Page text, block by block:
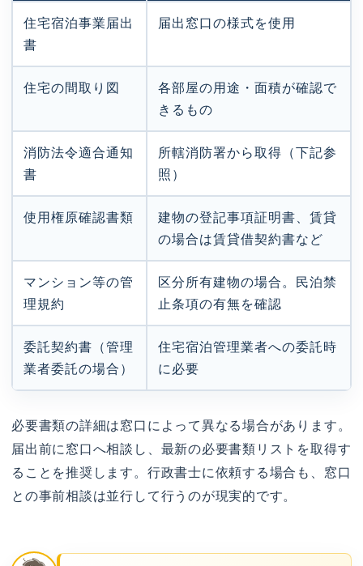
住宅宿泊事業届出
書
届出窓口の様式を使用
住宅の間取り図
各部屋の用途・面積が確認で
きるもの
消防法令適合通知
書
所轄消防署から取得（下記参
照）
使用権原確認書類
建物の登記事項証明書、賃貸
の場合は賃貸借契約書など
マンション等の管
理規約
区分所有建物の場合。民泊禁
止条項の有無を確認
委託契約書（管理
業者委託の場合）
住宅宿泊管理業者への委託時
に必要
必要書類の詳細は窓口によって異なる場合があります。
届出前に窓口へ相談し、最新の必要書類リストを取得す
ることを推奨します。行政書士に依頼する場合も、窓口
との事前相談は並行して行うのが現実的です。